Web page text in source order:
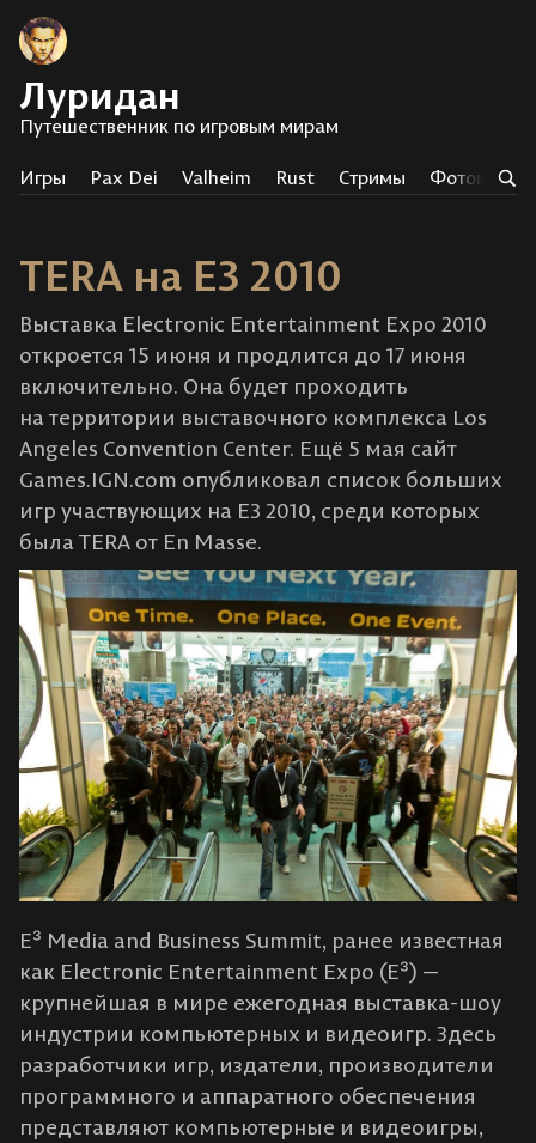
Луридан
Путешественник по игровым мирам
Игры Pax Dei Valheim Rust Стримы
TERA на E3 2010
Выставка Electronic Entertainment Expo 2010
откроется 15 июня и продлится до 17 июня
включительно. Она будет проходить
на территории выставочного комплекса Los
Angeles Convention Center. Ещё 5 мая сайт
Games.IGN.com опубликовал список больших
игр участвующих на E3 2010, среди которых
была TERA от En Masse.
E³ Media and Business Summit, ранее известная
как Electronic Entertainment Expo (E³) —
крупнейшая в мире ежегодная выставка-шоу
индустрии компьютерных и видеоигр. Здесь
разработчики игр, издатели, производители
программного и аппаратного обеспечения
представляют компьютерные и видеоигры,